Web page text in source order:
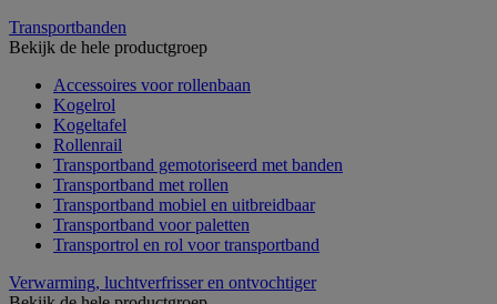
Transportbanden
Bekijk de hele productgroep
Accessoires voor rollenbaan
Kogelrol
Kogeltafel
Rollenrail
Transportband gemotoriseerd met banden
Transportband met rollen
Transportband mobiel en uitbreidbaar
Transportband voor paletten
Transportrol en rol voor transportband
Verwarming, luchtverfrisser en ontvochtiger